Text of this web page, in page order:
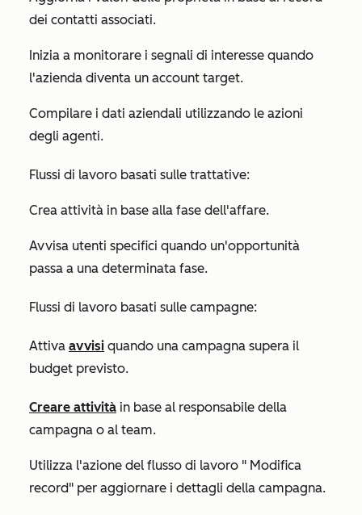
dei contatti associati.
Inizia a monitorare i segnali di interesse quando
l'azienda diventa un account target.
Compilare i dati aziendali utilizzando le azioni
degli agenti.
Flussi di lavoro basati sulle trattative:
Crea attività in base alla fase dell'affare.
Avvisa utenti specifici quando un'opportunità
passa a una determinata fase.
Flussi di lavoro basati sulle campagne:
Attiva avvisi quando una campagna supera il
budget previsto.
Creare attività in base al responsabile della
campagna o al team.
Utilizza l'azione del flusso di lavoro " Modifica
record" per aggiornare i dettagli della campagna.